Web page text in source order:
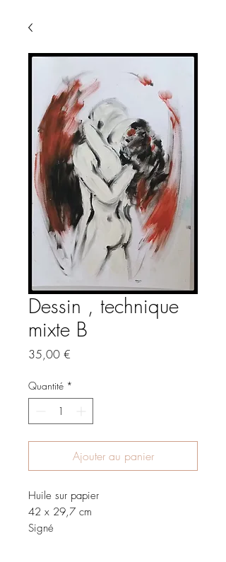
Dessin , technique
mixte B
35,00 €
Quantité *
Ajouter au panier
Huile sur papier
42 x 29,7 cm
Signé